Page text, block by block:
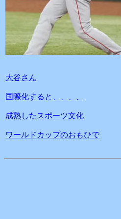
大谷さん
国際化すると、、、、
成熟したスポーツ文化
ワールドカップのおもひで